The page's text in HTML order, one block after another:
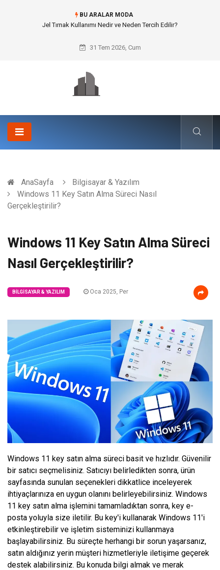
BU ARALAR MODA
Rss3 ile Otomotiv ve Lastik Sanayisinde Yüksek Mukavemet
31 Tem 2026, Cum
AnaSayfa
Bilgisayar & Yazılım
Windows 11 Key Satın Alma Süreci Nasıl
Gerçekleştirilir?
Windows 11 Key Satın Alma Süreci
Nasıl Gerçekleştirilir?
BILGISAYAR & YAZILIM Oca 2025, Per
Windows 11 key satın alma süreci basit ve hızlıdır. Güvenilir
bir satıcı seçmelisiniz. Satıcıyı belirledikten sonra, ürün
sayfasında sunulan seçenekleri dikkatlice inceleyerek
ihtiyaçlarınıza en uygun olanını belirleyebilirsiniz. Windows
11 key satın alma işlemini tamamladıktan sonra, key e-
posta yoluyla size iletilir. Bu key'i kullanarak Windows 11'i
etkinleştirebilir ve işletim sisteminizi kullanmaya
başlayabilirsiniz. Bu süreçte herhangi bir sorun yaşarsanız,
satın aldığınız yerin müşteri hizmetleriyle iletişime geçerek
destek alabilirsiniz. Bu konuda bilgi almak ve merak